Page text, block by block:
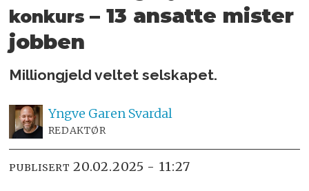
konkurs– 13 ansatte mister
jobben
Milliongjeld veltet selskapet.
Yngve Garen Svardal
REDAKTØR
PUBLISERT 20.02.2025 - 11:27